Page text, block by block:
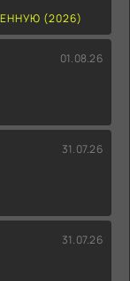
(2026)
01.08.26
31.07.26
31.07.26